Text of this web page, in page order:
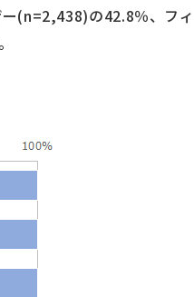
(n=2,438)の42.8％、フィ